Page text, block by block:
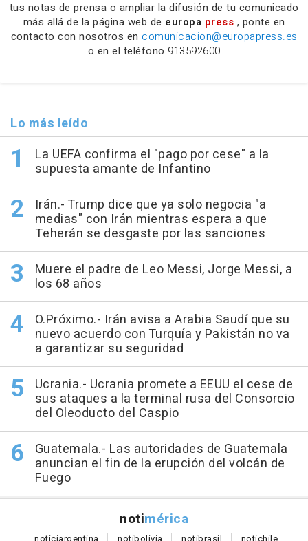
tus notas de prensa o ampliar la difusión de tu comunicado
más allá de la página web de europa press , ponte en
contacto con nosotros en comunicacion@europapress.es
o en el teléfono 913592600
Lo más leído
La UEFA confirma el "pago por cese" a la
supuesta amante de Infantino
Irán.- Trump dice que ya solo negocia "a
medias" con Irán mientras espera a que
Teherán se desgaste por las sanciones
Muere el padre de Leo Messi, Jorge Messi, a
los 68 años
O.Próximo.- Irán avisa a Arabia Saudí que su
nuevo acuerdo con Turquía y Pakistán no va
a garantizar su seguridad
Ucrania.- Ucrania promete a EEUU el cese de
sus ataques a la terminal rusa del Consorcio
del Oleoducto del Caspio
Guatemala.- Las autoridades de Guatemala
anuncian el fin de la erupción del volcán de
Fuego
notimérica